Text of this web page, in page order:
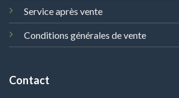
Service après vente
Conditions générales de vente
Contact